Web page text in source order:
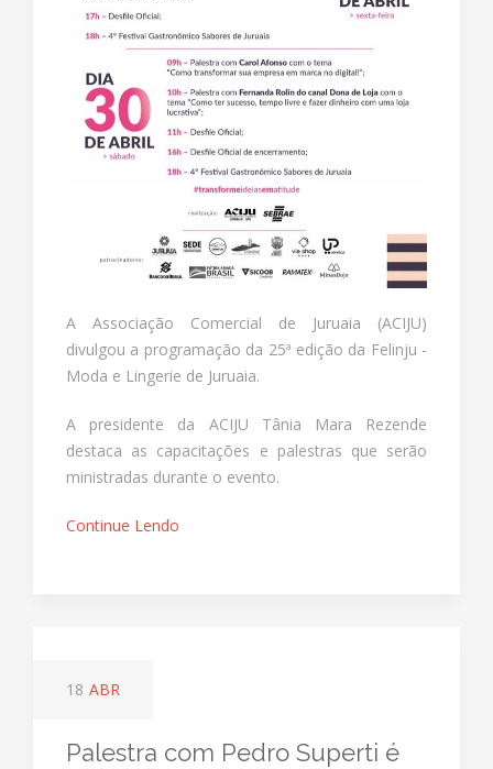
A Associação Comercial de Juruaia (ACIJU)
divulgou a programação da 25ª edição da Felinju -
Moda e Lingerie de Juruaia.
A presidente da ACIJU Tânia Mara Rezende
destaca as capacitações e palestras que serão
ministradas durante o evento.
Continue Lendo
18 ABR
Palestra com Pedro Superti é